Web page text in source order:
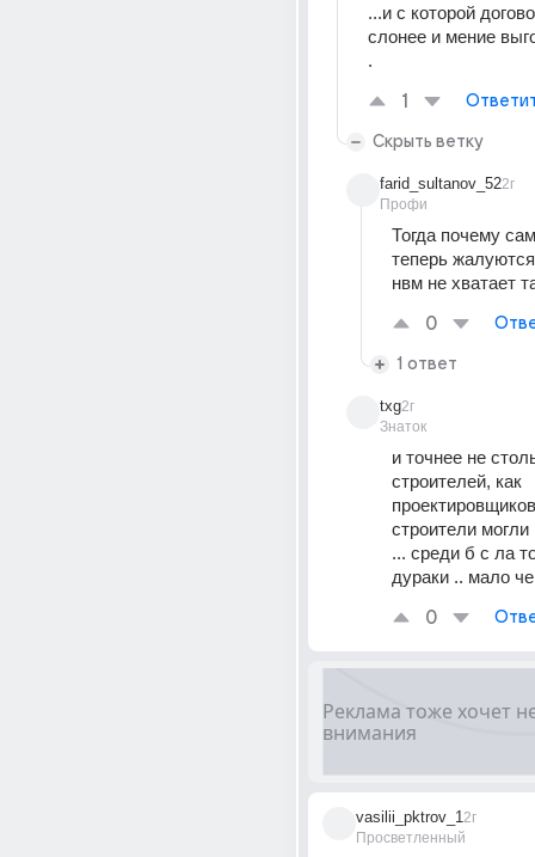
...и с которой
слонее и мение
.
1
Скрыть ветку
farid_sultanov_52
Профи
2г
Тогда почему
теперь
нвм не хватает
0
1 ответ
txg
Знаток
2г
и точнее не
строителей, как
строители
... среди б с ла
дураки .. мало
0
vasilii_pktrov_1
Просветленный
2г